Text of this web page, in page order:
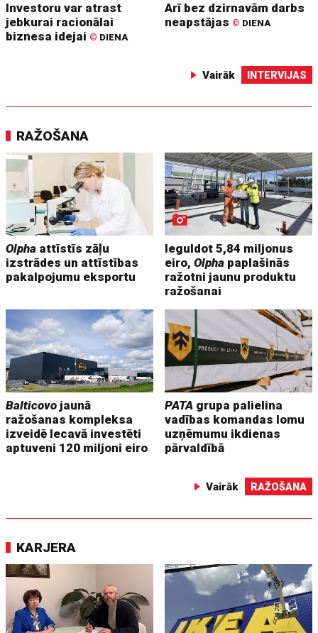
Investoru var atrast
jebkurai racionālai
biznesa idejai © DIENA
Arī bez dzirnavām darbs
neapstājas © DIENA
Vairāk INTERVIJAS
RAŽOŠANA
Olpha attīstīs zāļu
izstrādes un attīstības
pakalpojumu eksportu
Ieguldot 5,84 miljonus
eiro,Olpha paplašinās
ražotni jaunu produktu
ražošanai
Balticovo jaunā
ražošanas kompleksa
izveidē Iecavā investēti
aptuveni 120 miljoni eiro
PATA grupa palielina
vadības komandas lomu
uzņēmumu ikdienas
pārvaldībā
Vairāk RAŽOŠANA
KARJERA